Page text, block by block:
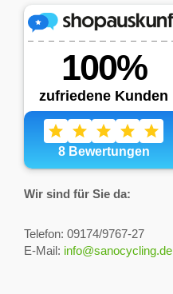
Wir sind für Sie da:
Telefon: 09174/9767-27
E-Mail: info@sanocycling.de